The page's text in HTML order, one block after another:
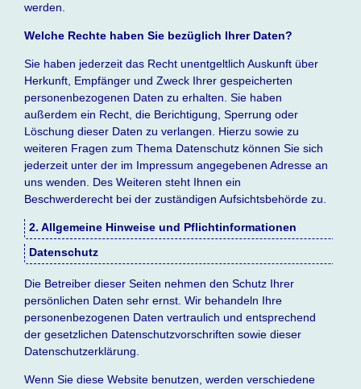
werden.
Welche Rechte haben Sie bezüglich Ihrer Daten?
Sie haben jederzeit das Recht unentgeltlich Auskunft über
Herkunft, Empfänger und Zweck Ihrer gespeicherten
personenbezogenen Daten zu erhalten. Sie haben
außerdem ein Recht, die Berichtigung, Sperrung oder
Löschung dieser Daten zu verlangen. Hierzu sowie zu
weiteren Fragen zum Thema Datenschutz können Sie sich
jederzeit unter der im Impressum angegebenen Adresse an
uns wenden. Des Weiteren steht Ihnen ein
Beschwerderecht bei der zuständigen Aufsichtsbehörde zu.
2. Allgemeine Hinweise und Pflichtinformationen
Datenschutz
Die Betreiber dieser Seiten nehmen den Schutz Ihrer
persönlichen Daten sehr ernst. Wir behandeln Ihre
personenbezogenen Daten vertraulich und entsprechend
der gesetzlichen Datenschutzvorschriften sowie dieser
Datenschutzerklärung.
Wenn Sie diese Website benutzen, werden verschiedene